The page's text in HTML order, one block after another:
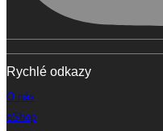
Rychlé odkazy
O nás
eShop